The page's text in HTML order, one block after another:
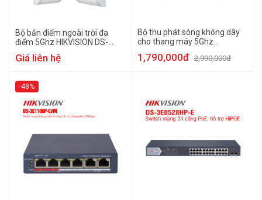
Bộ bắn điểm ngoài trời đa
điểm 5Ghz HIKVISION DS-
Giá liên hệ
Bộ thu phát sóng không dây
cho thang máy 5Ghz
5ACT(B)
1,790,000đ 2,990,000đ
-48%